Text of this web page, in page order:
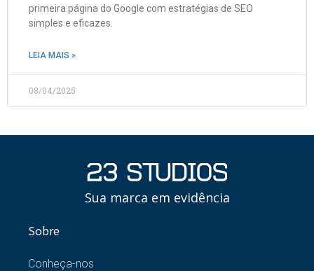
primeira página do Google com estratégias de SEO
simples e eficazes.
LEIA MAIS »
08/04/2025
Sua marca em evidência
Sobre
Conheça-nos